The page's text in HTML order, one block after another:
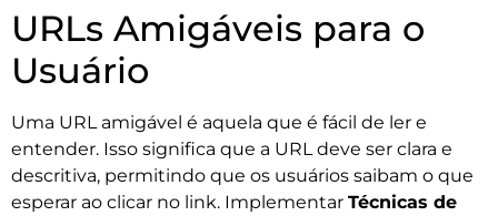
URLs Amigáveis para o
Usuário
Uma URL amigável é aquela que é fácil de ler e
entender. Isso significa que a URL deve ser clara e
descritiva, permitindo que os usuários saibam o que
esperar ao clicar no link. Implementar Técnicas de